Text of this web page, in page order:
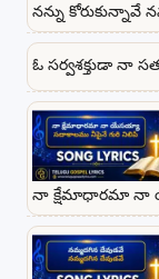
నన్ను కోరుకున్నావే
ఓ సర్వశక్తుడా నా
నా క్షేమాధారమా నా